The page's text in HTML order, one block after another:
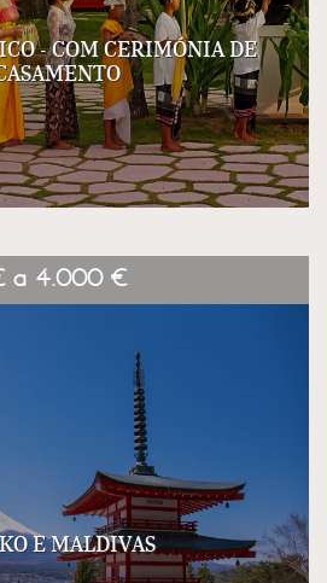
- COM CERIMÓNIA DE
a 4.000 €
E MALDIVAS